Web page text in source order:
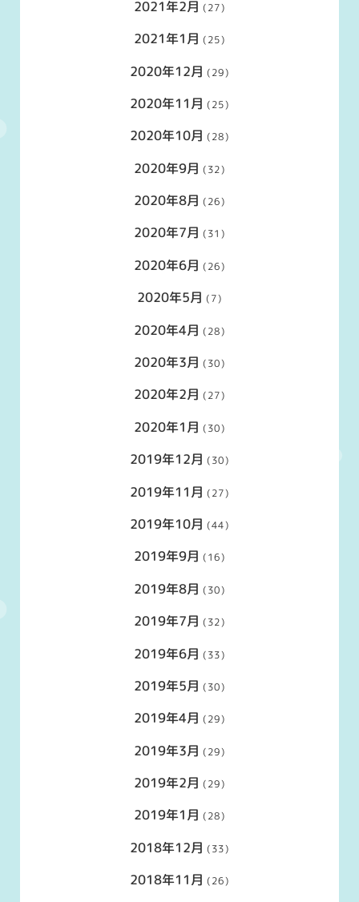
2021年2月 (27)
2021年1月 (25)
2020年12月 (29)
2020年11月 (25)
2020年10月 (28)
2020年9月 (32)
2020年8月 (26)
2020年7月 (31)
2020年6月 (26)
2020年5月 (7)
2020年4月 (28)
2020年3月 (30)
2020年2月 (27)
2020年1月 (30)
2019年12月 (30)
2019年11月 (27)
2019年10月 (44)
2019年9月 (16)
2019年8月 (30)
2019年7月 (32)
2019年6月 (33)
2019年5月 (30)
2019年4月 (29)
2019年3月 (29)
2019年2月 (29)
2019年1月 (28)
2018年12月 (33)
2018年11月 (26)